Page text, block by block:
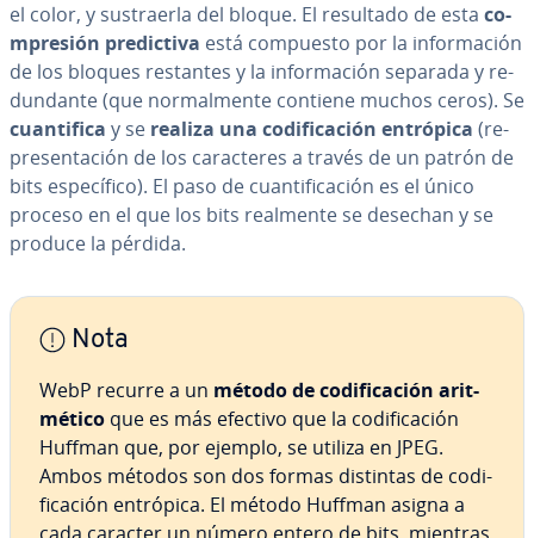
el color, y su­s­trae­r­la del bloque. El resultado de esta co­
m­pre­sión pre­di­c­ti­va está compuesto por la in­fo­r­ma­ción
de los bloques restantes y la in­fo­r­ma­ción separada y re­
du­n­da­n­te (que no­r­ma­l­me­n­te contiene muchos ceros). Se
cua­n­ti­fi­ca y se realiza una co­di­fi­ca­ción entrópica (re­
pre­se­n­ta­ción de los ca­ra­c­te­res a través de un patrón de
bits es­pe­cí­fi­co). El paso de cua­n­ti­fi­ca­ción es el único
proceso en el que los bits realmente se desechan y se
produce la pérdida.
Nota
WebP recurre a un método de co­di­fi­ca­ción ari­t­
mé­ti­co que es más efectivo que la co­di­fi­ca­ción
Huffman que, por ejemplo, se utiliza en JPEG.
Ambos métodos son dos formas distintas de co­di­
fi­ca­ción entrópica. El método Huffman asigna a